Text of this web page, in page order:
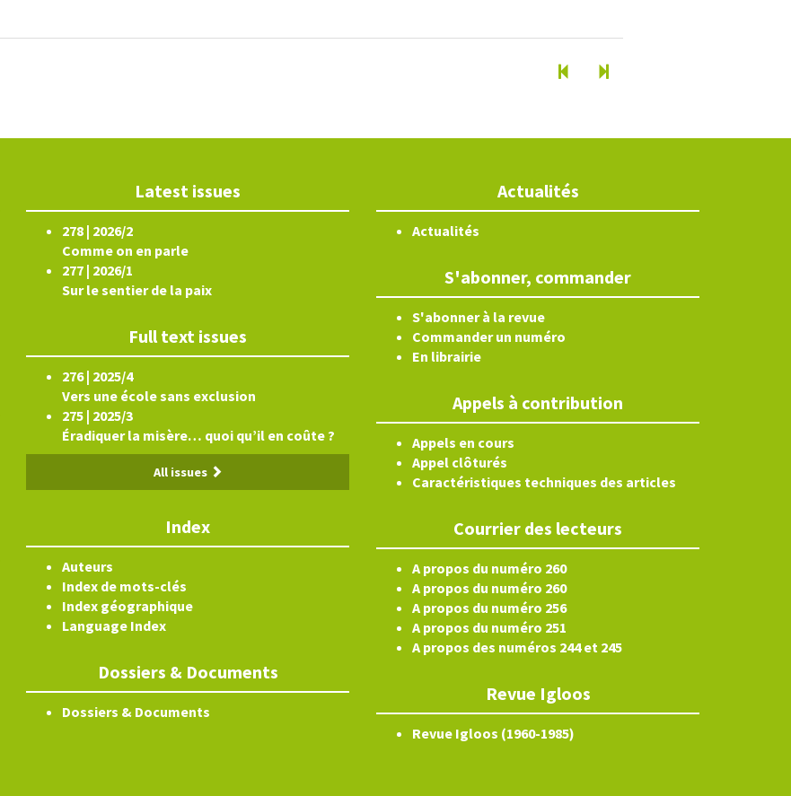
Latest issues
278 | 2026/2
Comme on en parle
277 | 2026/1
Sur le sentier de la paix
Full text issues
276 | 2025/4
Vers une école sans exclusion
275 | 2025/3
Éradiquer la misère… quoi qu’il en coûte ?
All issues
Index
Auteurs
Index de mots-clés
Index géographique
Language Index
Dossiers & Documents
Dossiers & Documents
Actualités
Actualités
S'abonner, commander
S'abonner à la revue
Commander un numéro
En librairie
Appels à contribution
Appels en cours
Appel clôturés
Caractéristiques techniques des articles
Courrier des lecteurs
A propos du numéro 260
A propos du numéro 260
A propos du numéro 256
A propos du numéro 251
A propos des numéros 244 et 245
Revue Igloos
Revue Igloos (1960-1985)